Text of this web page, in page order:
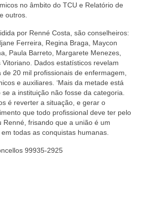
do Exercício Profissional
para registro
no âmbito do TCU e Relatório de
outros.
por Renné Costa, são conselheiros:
Ferreira, Regina Braga, Maycon
Paula Barreto, Margarete Menezes,
Dados estatísticos revelam
20 mil profissionais de enfermagem,
e auxiliares. ‘Mais da metade está
a instituição não fosse da categoria.
é reverter a situação, e gerar o
que todo profissional deve ter pelo
Renné, frisando que a união é um
todas as conquistas humanas.
99935-2925